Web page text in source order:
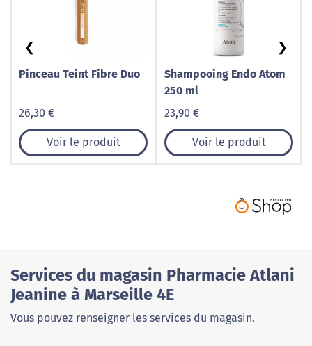
Pinceau Teint Fibre Duo
26,30 €
Voir le produit
Shampooing Endo Atom
250 ml
23,90 €
Voir le produit
❮ ❯
Services du magasin Pharmacie Atlani
Jeanine à Marseille 4E
Vous pouvez renseigner les services du magasin.